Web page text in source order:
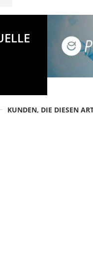
KUNDEN, DIE DIESEN